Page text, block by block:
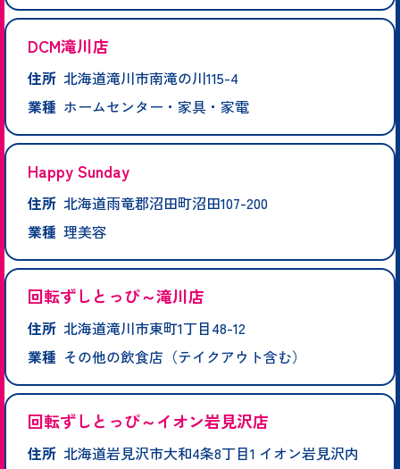
DCM滝川店
住所 北海道滝川市南滝の川115-4
業種 ホームセンター・家具・家電
Happy Sunday
住所 北海道雨竜郡沼田町沼田107-200
業種 理美容
回転ずしとっぴ～滝川店
住所 北海道滝川市東町1丁目48-12
業種 その他の飲食店（テイクアウト含む）
回転ずしとっぴ～イオン岩見沢店
住所 北海道岩見沢市大和4条8丁目1 イオン岩見沢内